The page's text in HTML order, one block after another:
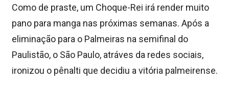
Como de praste, um Choque-Rei irá render muito
pano para manga nas próximas semanas. Após a
eliminação para o Palmeiras na semifinal do
Paulistão, o São Paulo, atráves da redes sociais,
ironizou o pênalti que decidiu a vitória palmeirense.